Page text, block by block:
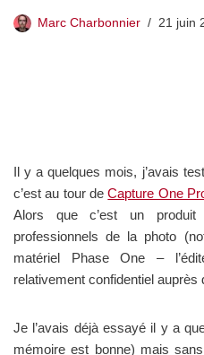
Marc Charbonnier 21 juin
Il y a quelques mois, j’avais
c’est au tour deCapture One
Alors que c’est un
professionnels de la photo
matériel Phase One –
relativement confidentiel auprès
Je l’avais déjà essayé il y a
mémoire est bonne) mais